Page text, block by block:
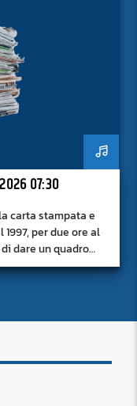
07:30
carta stampata e
per due ore al
dare un quadro
senza fermarsi alla